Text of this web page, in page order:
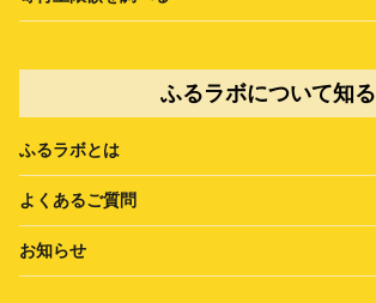
ふるラボについて知る
ふるラボとは
よくあるご質問
お知らせ